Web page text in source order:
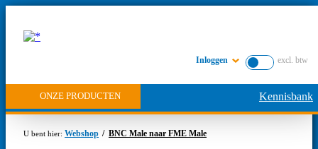
Inloggen
ONZE PRODUCTEN Kennisbank
excl. btw
Webshop BNC Male naar FME Male